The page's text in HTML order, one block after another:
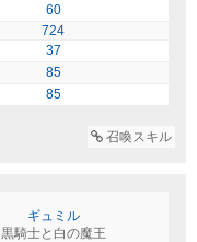
60
724
37
85
85
召喚スキル
ギュミル
黒騎士と白の魔王